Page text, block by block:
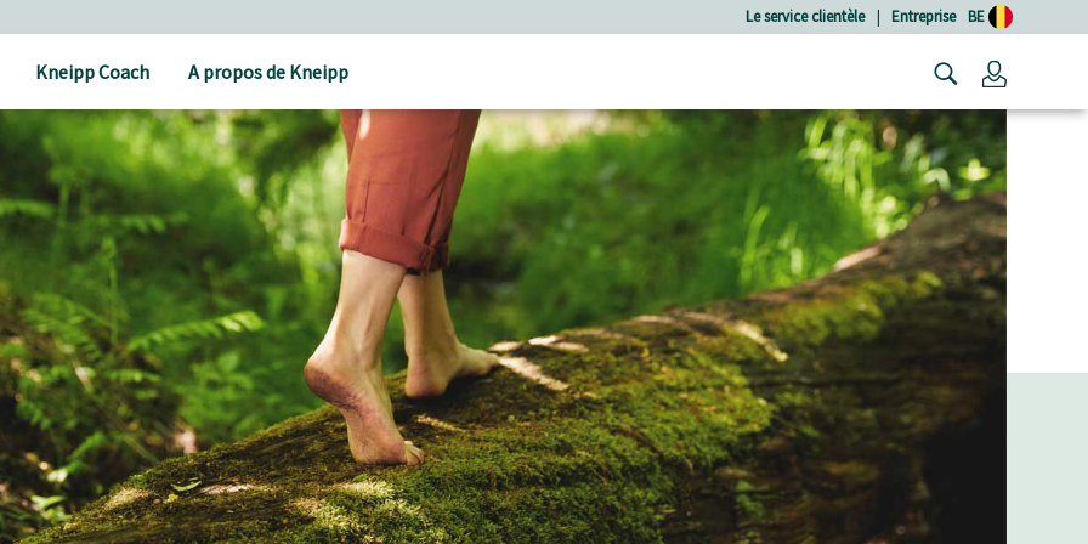
Le service clientèle | Entreprise BE
Kneipp Coach A propos de Kneipp